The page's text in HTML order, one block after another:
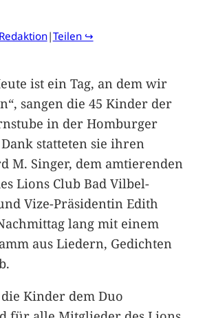
Redaktion|Teilen ↪
ist ein Tag, an dem wir
sangen die 45 Kinder der
in der Homburger
statteten sie ihren
M. Singer, dem amtierenden
Lions Club Bad Vilbel-
Vize-Präsidentin Edith
lang mit einem
aus Liedern, Gedichten
Kinder dem Duo